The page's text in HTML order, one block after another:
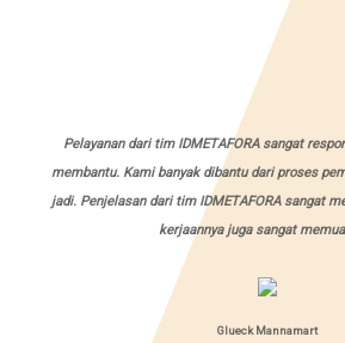
Pelayanan dari tim IDMETAFORA sangat
membantu. Kami banyak dibantu dari proses
jadi. Penjelasan dari tim IDMETAFORA sangat
kerjaannya juga sangat
Glueck Mannamart